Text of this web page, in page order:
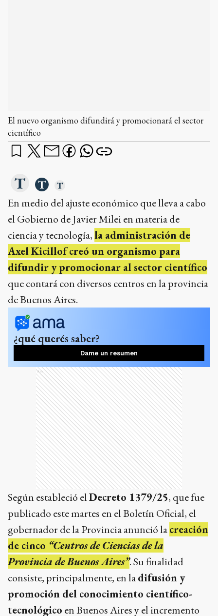
En medio del ajuste económico que lleva a cabo
el Gobierno de Javier Milei en materia de
Axel Kicillof creó un organismo para
difundir y promocionar al sector científico
que contará con diversos centros en la provincia
de Buenos Aires.
¿qué querés saber?
Dame un resumen
Ads
Según estableció elDecreto 1379/25, que fue
publicado este martes en el Boletín Oficial, el
gobernador de la Provincia anunció lacreación
de cinco“Centros de Ciencias de la
Provincia de Buenos Aires” . Su finalidad
consiste, principalmente, en ladifusión y
promoción del conocimiento científico-
tecnológicoen Buenos Aires y el incremento
de las vocaciones científicas.
Según la norma establecida, estos centros
funcionaran bajo el ámbito del Ministerio de
Producción, Ciencia e Innovación Tecnológica.